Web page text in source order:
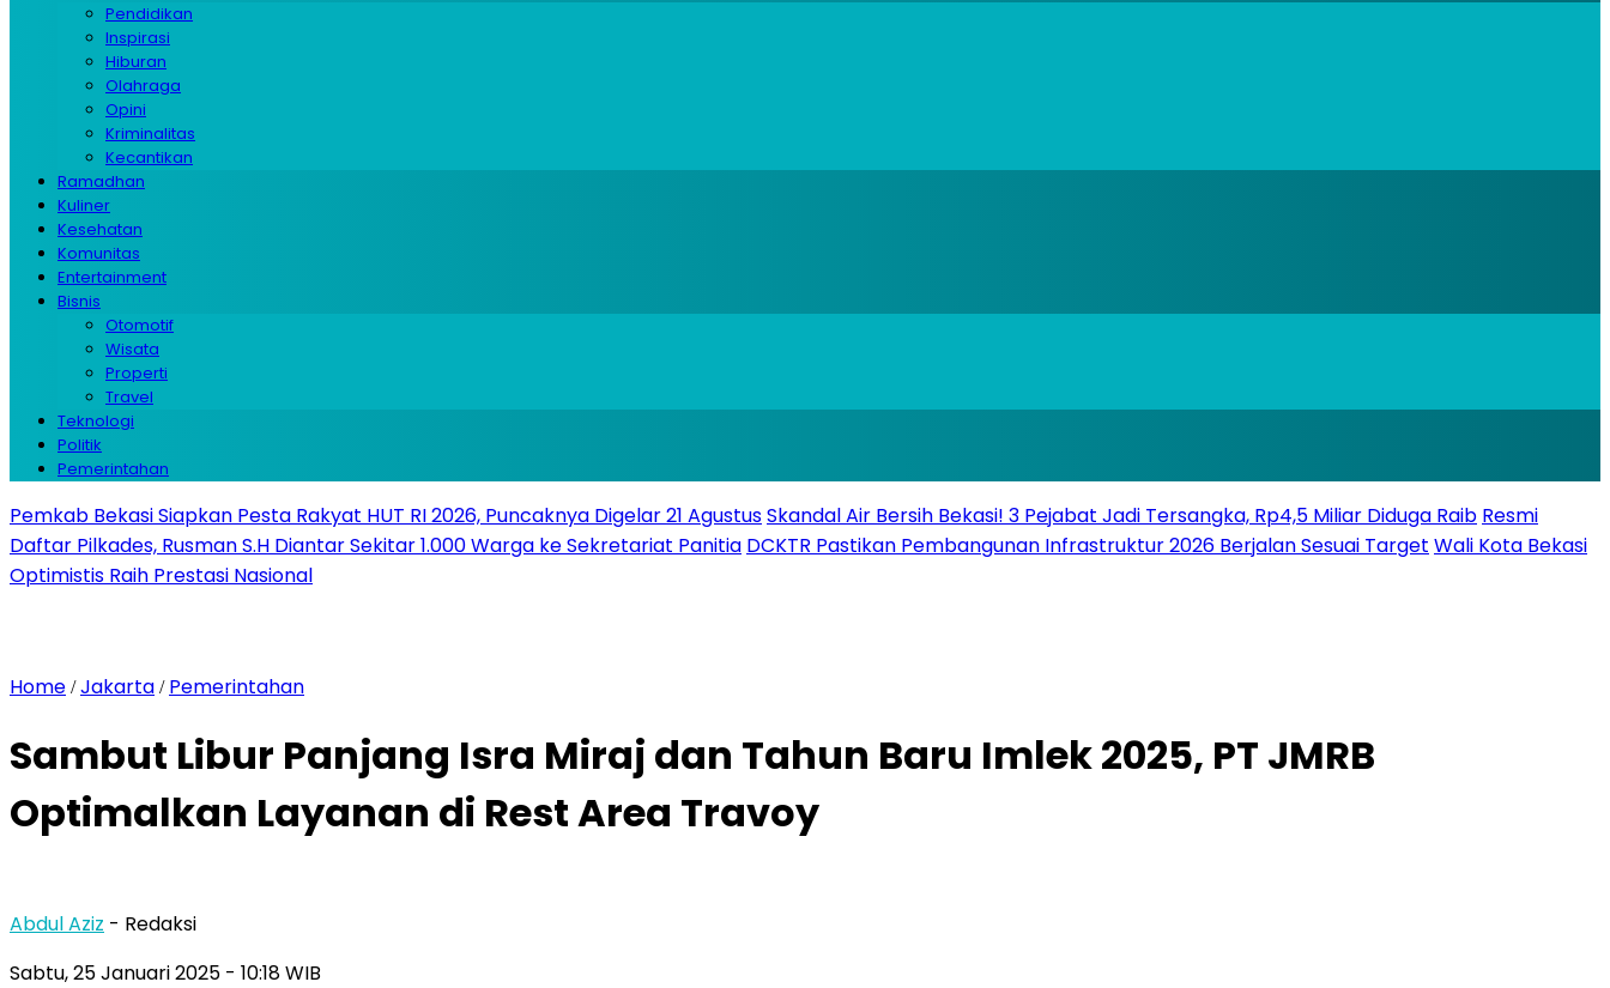
Pendidikan
Inspirasi
Hiburan
Olahraga
Opini
Kriminalitas
Kecantikan
Ramadhan
Kuliner
Kesehatan
Komunitas
Entertainment
Bisnis
Otomotif
Wisata
Properti
Travel
Teknologi
Politik
Pemerintahan
Pemkab Bekasi Siapkan Pesta Rakyat HUT RI 2026, Puncaknya Digelar 21 AgustusSkandal Air Bersih Bekasi! 3 Pejabat Jadi Tersangka, Rp4,5 Miliar Diduga Raib Resmi
Daftar Pilkades, Rusman S.H Diantar Sekitar 1.000 Warga ke Sekretariat Panitia DCKTR Pastikan Pembangunan Infrastruktur 2026 Berjalan Sesuai Target Wali Kota Bekasi
Optimistis Raih Prestasi Nasional
Home /Jakarta / Pemerintahan
Sambut Libur Panjang Isra Miraj dan Tahun Baru Imlek 2025, PT JMRB
Optimalkan Layanan di Rest Area Travoy
Abdul Aziz - Redaksi
Sabtu, 25 Januari 2025 - 10:18 WIB